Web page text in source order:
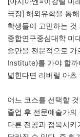
국장] 해외유학을 통
학생들이 고민하는
종합연구중심대학 미
술만을 전문적으로
Institute)를 가야 할까
넓힌다면 리버럴 아
어느 코스를 선택할
졸업 후 전문예술가
다른 전공과 접목시